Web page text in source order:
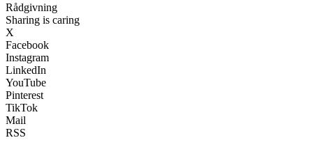
Rådgivning
Sharing is caring
X
Facebook
Instagram
LinkedIn
YouTube
Pinterest
TikTok
Mail
RSS